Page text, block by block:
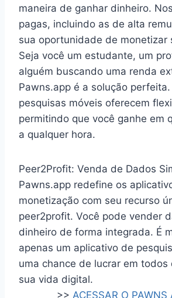
maneira de ganhar dinheiro.
pagas, incluindo as de alta
sua oportunidade de monetizar
Seja você um estudante, um
alguém buscando uma renda
Pawns.app é a solução
pesquisas móveis oferecem
permitindo que você ganhe em
a qualquer hora.
Peer2Profit: Venda de Dados
Pawns.app redefine os
monetização com seu recurso
peer2profit. Você pode vender
dinheiro de forma integrada. É
apenas um aplicativo de
uma chance de lucrar em todos
sua vida digital.
>> ACESSAR O PAWNS